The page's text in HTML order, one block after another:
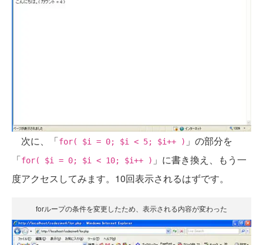
次に、「for( $i = 0; $i < 5; $i++ ) 」の部分を
「for( $i = 0; $i < 10; $i++ ) 」に書き換え、もう一
度アクセスしてみます。10回表示されるはずです。
forループの条件を変更したため、表示される内容が変わった